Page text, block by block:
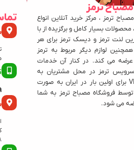
مصباح ترمز
ترمز ، مرکز خرید آنلاین انواع
محصولات بسیار کامل و برگزیده از با
لنت ترمز و دیسک ترمز برای هر
لوازم دیگر مربوط به ترمز
عرضه می کند. در کنار آن خدمات
ترمز در محل مشتریان به
صورت VIP برای اولین بار در ایران به صورت
فروشگاه مصباح ترمز به شما
می شود.